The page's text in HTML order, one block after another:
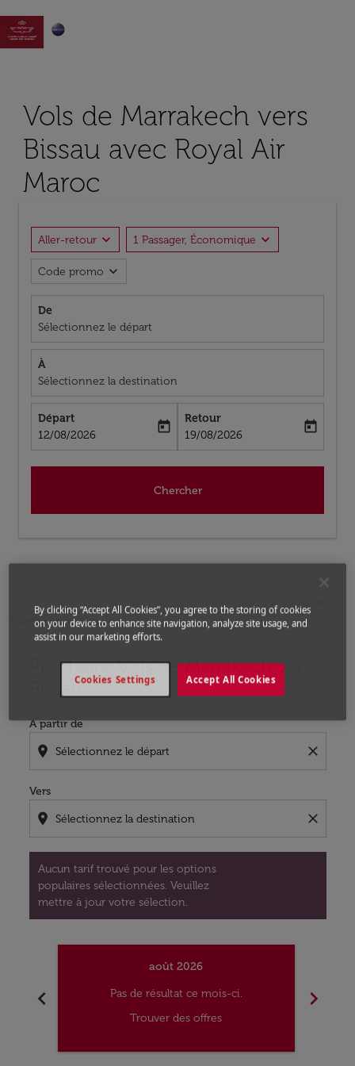

Vols de Marrakech vers
Bissau avec Royal Air
Maroc
Aller-retour expand_more 1 Passager, Économique expand_more
Code promo expand_more
De
Sélectionnez le départ
À
Sélectionnez la destination
Départ
fc-booking-departure-date-aria-label
12/08/2026
today
Retour
fc-booking-return-date-aria-label
19/08/2026
today
Chercher
Vols pour Guinée-Bissau
Vols de
Marrakech a Bissau
Prochains Vols de Marrakech vers
Bissau
À partir de
location_on close
Vers
location_on close
Aucun tarif trouvé pour les options
populaires sélectionnées. Veuillez
mettre à jour votre sélection.
Aucun tarif trouvé pour les options populaires
chevron_left
août 2026
Pas de résultat ce mois-ci.
Trouver des offres
chevron_right
By clicking “Accept All Cookies”, you agree to the storing of cookies
on your device to enhance site navigation, analyze site usage, and
assist in our marketing efforts.
Accept All Cookies
Cookies Settings